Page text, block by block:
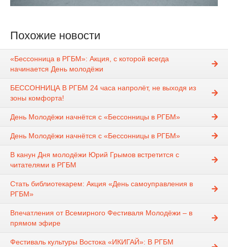
Похожие новости
«Бессонница в РГБМ»: Акция, с которой всегда
начинается День молодёжи
БЕССОННИЦА В РГБМ 24 часа напролёт, не выходя из
зоны комфорта!
День Молодёжи начнётся с «Бессонницы в РГБМ»
День Молодёжи начнётся с «Бессонницы в РГБМ»
В канун Дня молодёжи Юрий Грымов встретится с
читателями в РГБМ
Стать библиотекарем: Акция «День самоуправления в
РГБМ»
Впечатления от Всемирного Фестиваля Молодёжи – в
прямом эфире
Фестиваль культуры Востока «ИКИГАЙ»: В РГБМ